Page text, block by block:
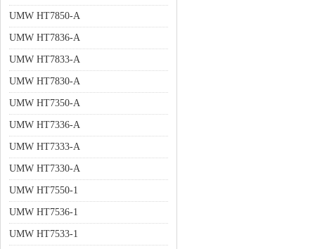
UMW HT7850-A
UMW HT7836-A
UMW HT7833-A
UMW HT7830-A
UMW HT7350-A
UMW HT7336-A
UMW HT7333-A
UMW HT7330-A
UMW HT7550-1
UMW HT7536-1
UMW HT7533-1